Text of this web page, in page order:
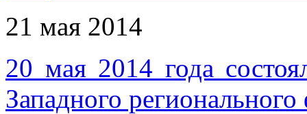
21 мая 2014
20 мая 2014 года
Западного